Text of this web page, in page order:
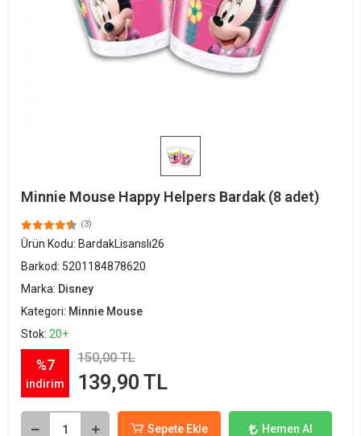
Minnie Mouse Happy Helpers Bardak (8 adet)
(3)
Ürün Kodu: BardakLisanslı26
Barkod: 5201184878620
Marka: Disney
Kategori: Minnie Mouse
Stok: 20+
%7
indirim
150,00 TL
139,90 TL
Sepete Ekle Hemen Al